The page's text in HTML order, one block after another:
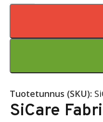
Tuotetunnus (SKU):
SiCare